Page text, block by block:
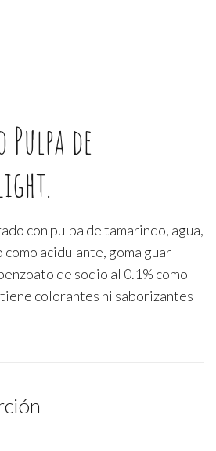
de
con pulpa de tamarindo, agua,
acidulante, goma guar
de sodio al 0.1% como
colorantes ni saborizantes